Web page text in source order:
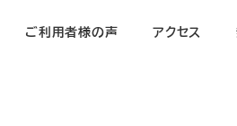
ご利用者様の声 アクセス